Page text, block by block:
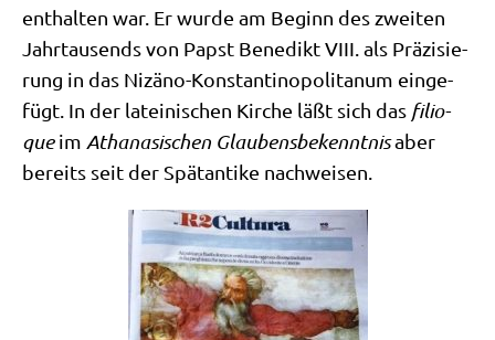
ent­hal­ten war. Er wur­de am Beginn des zwei­ten
Jahr­tau­sends von Papst Bene­dikt VIII. als Prä­zi­sie­
rung in das Niz­ä­no-Kon­stan­ti­no­po­li­ta­num ein­ge­
fügt. In der latei­ni­schen Kir­che läßt sich das fili­o­
queim Atha­na­si­schen Glau­bens­be­kennt­nisaber
bereits seit der Spät­an­ti­ke nachweisen.